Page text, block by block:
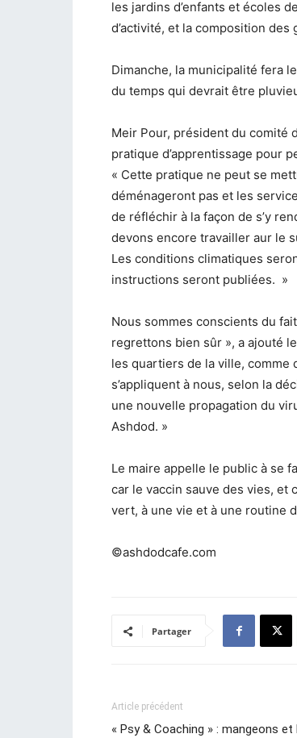
les jardins d’enfants et écoles
d’activité, et la composition
Dimanche, la municipalité fera
du temps qui devrait être
Meir Pour, président du comité
pratique d’apprentissage pour
« Cette pratique ne peut se
déménageront pas et les
de réfléchir à la façon de s’y
devons encore travailler aur le
Les conditions climatiques
instructions seront publiées. »
Nous sommes conscients du
regrettons bien sûr », a ajouté
les quartiers de la ville, comme
s’appliquent à nous, selon la
une nouvelle propagation du
Ashdod. »
Le maire appelle le public à se
car le vaccin sauve des vies, et
vert, à une vie et à une routine
©ashdodcafe.com
Partager
Article précédent
« Psy & Coaching » : mangeons